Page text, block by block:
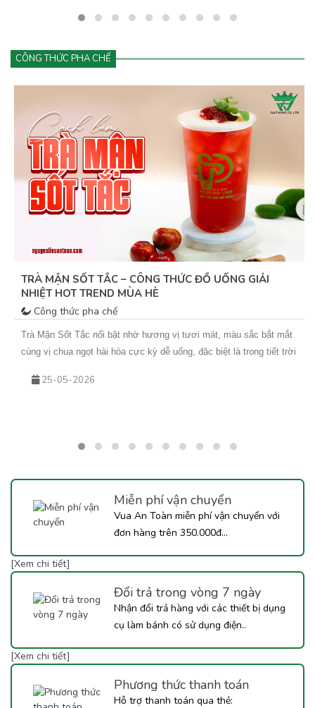
CÔNG THỨC PHA CHẾ
TRÀ MẬN SỐT TẮC – CÔNG THỨC ĐỒ UỐNG GIẢI
NHIỆT HOT TREND MÙA HÈ
Công thức pha chế
Trà Mận Sốt Tắc nổi bật nhờ hương vị tươi mát, màu sắc bắt mắt
cùng vị chua ngọt hài hòa cực kỳ dễ uống, đặc biệt là trong tiết trời
đậm vị và sốt tắc chua thanh giúp món nước này không chỉ giải
Toàn khám phá ngay công thức Trà Mận Sốt Tắc dưới đây nhé!
25-05-2026
Miễn phí vận chuyển
Vua An Toàn miễn phí vận chuyển với
đơn hàng trên 350.000đ...
[Xem chi tiết]
Đổi trả trong vòng 7 ngày
Nhận đổi trả hàng với các thiết bị dụng
cụ làm bánh có sử dụng điện..
[Xem chi tiết]
Phương thức thanh toán
Hỗ trợ thanh toán qua thẻ: